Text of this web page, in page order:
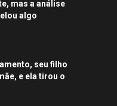
mas a análise
algo
seu filho
e ela tirou o